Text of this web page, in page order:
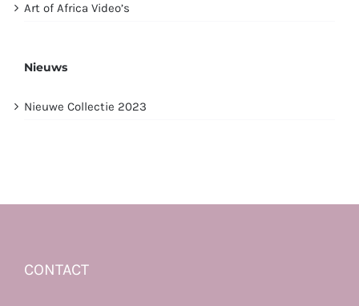
Art of Africa Video’s
Nieuws
Nieuwe Collectie 2023
CONTACT